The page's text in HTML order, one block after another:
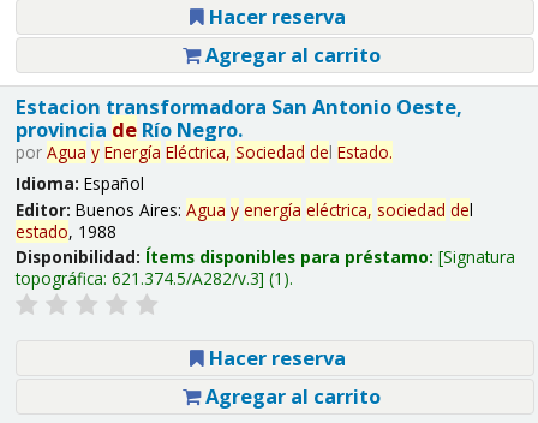
Hacer reserva
Agregar al carrito
Estacion transformadora San Antonio Oeste,
provincia deRío Negro.
por Agua y Energía Eléctrica, Sociedad del Estado.
Idioma: Español
Editor: Buenos Aires: Agua y energía eléctrica, sociedad del
estado, 1988
Disponibilidad: Ítems disponibles para préstamo: Signatura
topográfica: 621.374.5/A282/v.3 (1).
Hacer reserva
Agregar al carrito